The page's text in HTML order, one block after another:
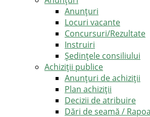
Anunţuri
Locuri vacante
Concursuri/Rezultate
Instruiri
Şedinţele consiliului
Achiziții publice
Anunțuri de achiziții
Plan achiziții
Decizii de atribuire
Dări de seamă /